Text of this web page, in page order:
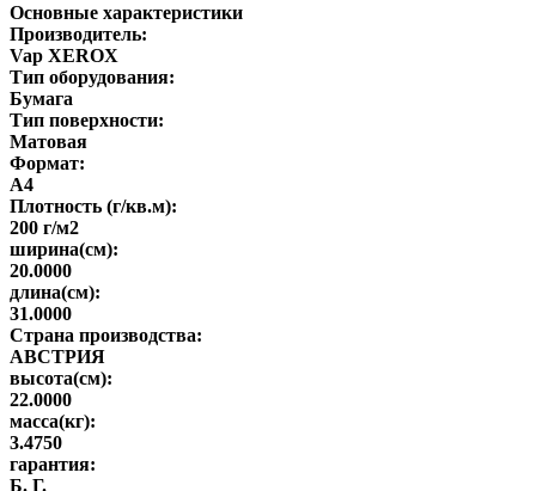
Основные характеристики
Производитель:
Vap XEROX
Тип оборудования:
Бумага
Тип поверхности:
Матовая
Формат:
A4
Плотность (г/кв.м):
200 г/м2
ширина(см):
20.0000
длина(см):
31.0000
Страна производства:
АВСТРИЯ
высота(см):
22.0000
масса(кг):
3.4750
гарантия:
Б. Г.